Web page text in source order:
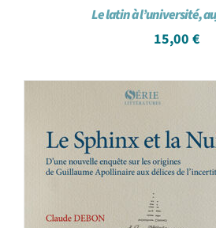
Le latin à l’université,
15,00 €